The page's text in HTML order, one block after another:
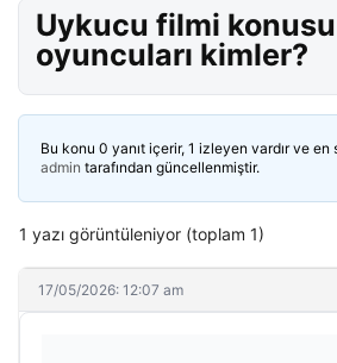
Uykucu filmi
oyuncuları kimler?
Bu konu 0 yanıt içerir, 1 izleyen vardır ve en
admin tarafından güncellenmiştir.
1 yazı görüntüleniyor (toplam 1)
17/05/2026: 12:07 am